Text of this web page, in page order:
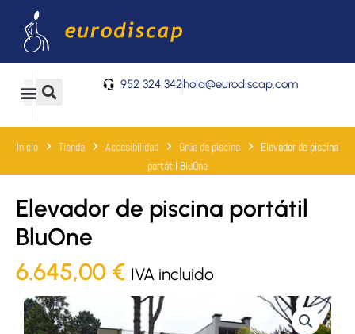
contenido
0
Carrito 952 324 342hola@eurodiscap.com
Inicio Tienda Accesibilidad Grúa de piscina
Elevador de piscina
portátil BluOne
Elevador de piscina portátil
BluOne
6.645,00 € IVA incluido